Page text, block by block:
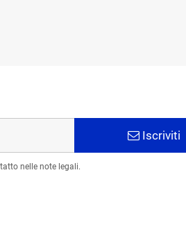
Iscriviti
nelle note legali.